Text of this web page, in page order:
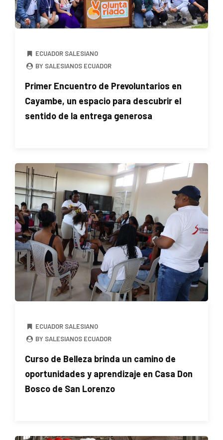
ECUADOR SALESIANO
BY SALESIANOS ECUADOR
Primer Encuentro de Prevoluntarios en
Cayambe, un espacio para descubrir el
sentido de la entrega generosa
ECUADOR SALESIANO
BY SALESIANOS ECUADOR
Curso de Belleza brinda un camino de
oportunidades y aprendizaje en Casa Don
Bosco de San Lorenzo